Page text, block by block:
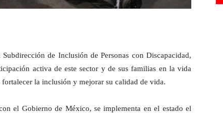
de Inclusión de Personas con Discapacidad,
activa de este sector y de sus familias en la vida
la inclusión y mejorar su calidad de vida.
el Gobierno de México, se implementa en el estado el